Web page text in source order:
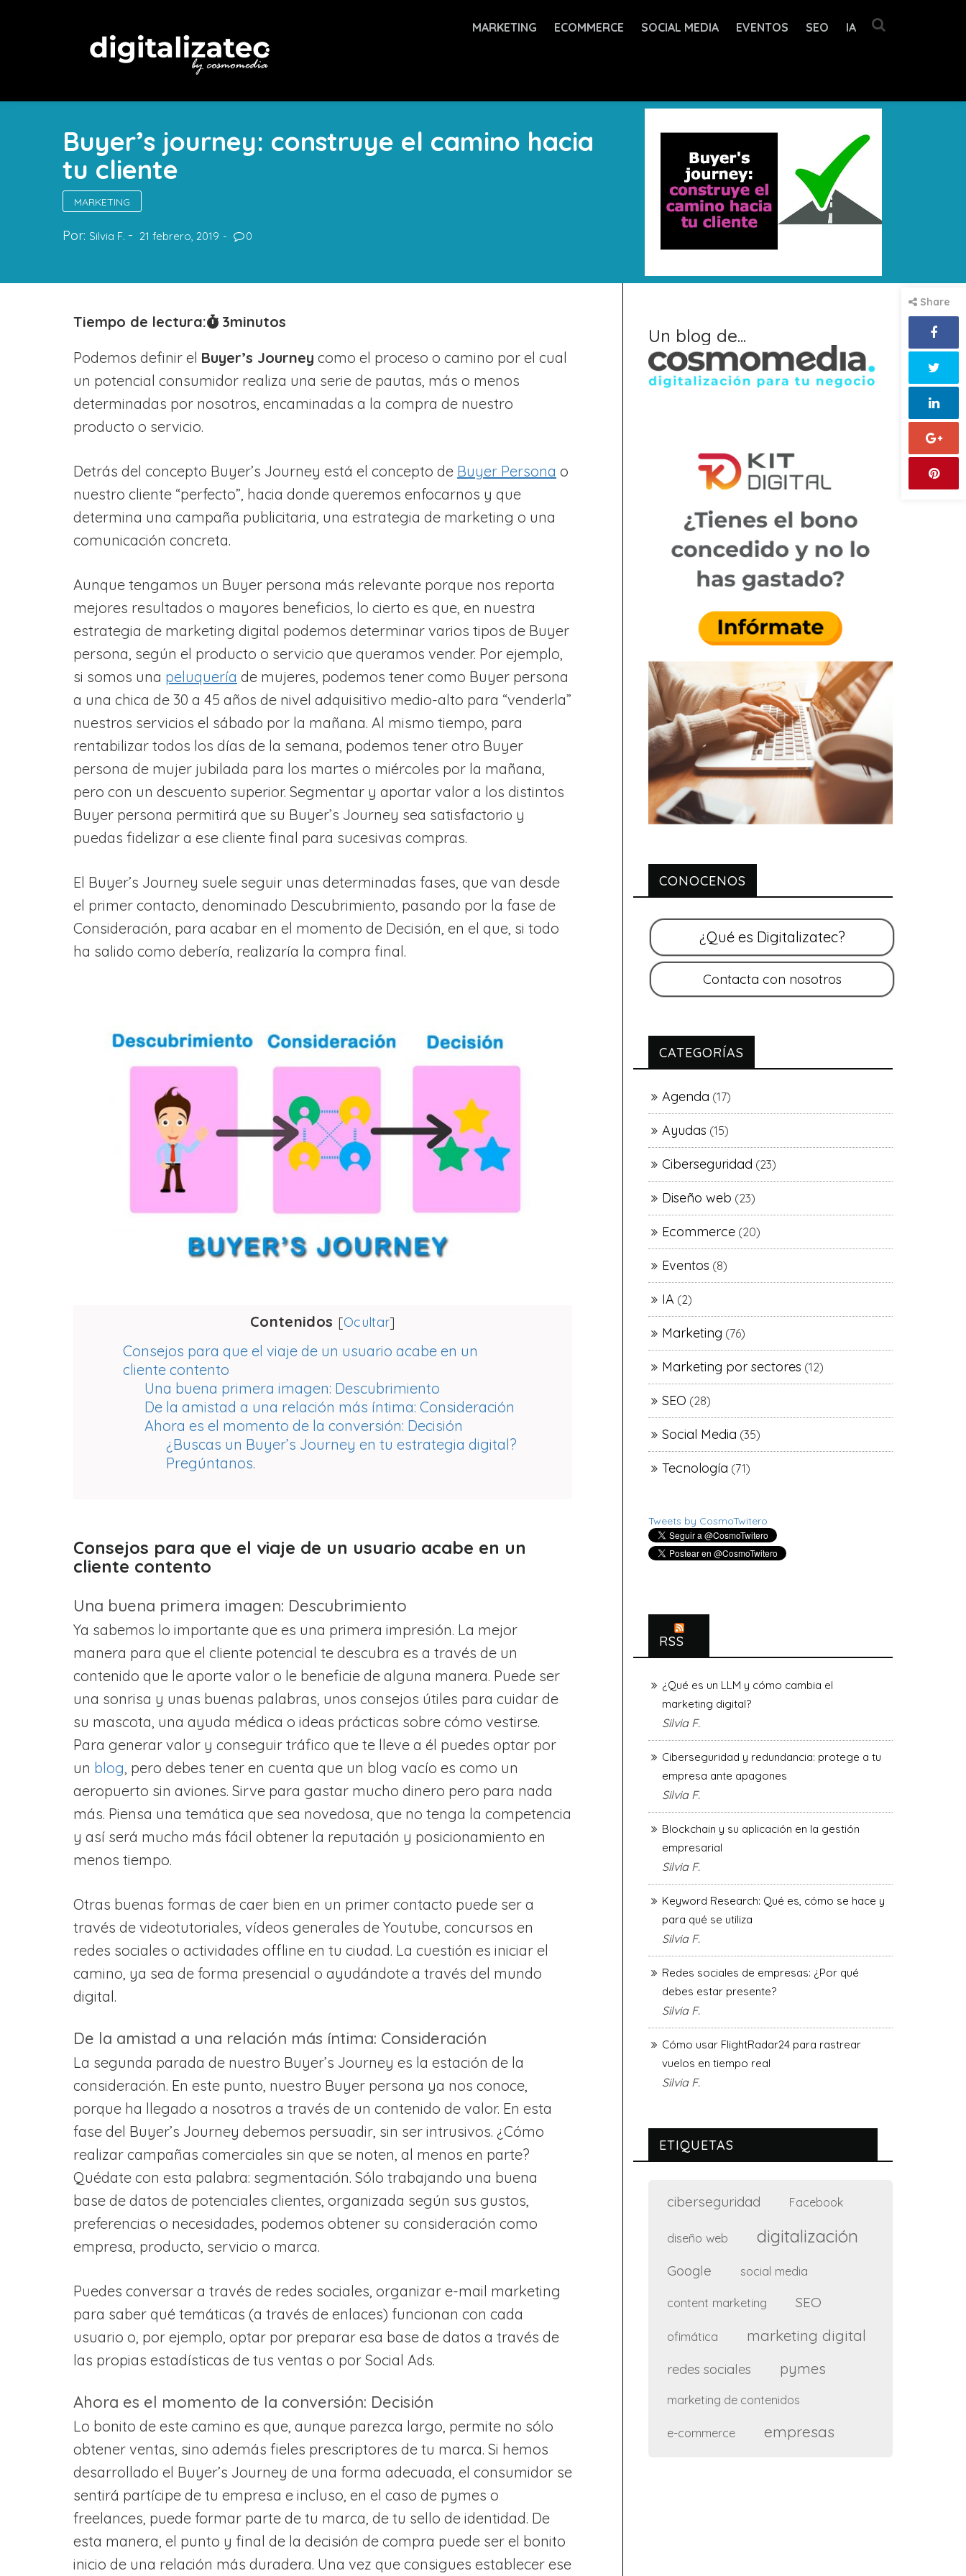
MARKETING ECOMMERCE SOCIAL MEDIA EVENTOS SEO IA
Buyer’s journey: construye el camino hacia
tu cliente
MARKETING
Por: Silvia F. 21 febrero, 2019 0
Share
Tiempo de lectura: 3minutos
Podemos definir el Buyer’s Journey como el proceso o camino por el cual
un potencial consumidor realiza una serie de pautas, más o menos
determinadas por nosotros, encaminadas a la compra de nuestro
producto o servicio.
Detrás del concepto Buyer’s Journey está el concepto de Buyer Persona o
nuestro cliente “perfecto”, hacia donde queremos enfocarnos y que
determina una campaña publicitaria, una estrategia de marketing o una
comunicación concreta.
Aunque tengamos un Buyer persona más relevante porque nos reporta
mejores resultados o mayores beneficios, lo cierto es que, en nuestra
estrategia de marketing digital podemos determinar varios tipos de Buyer
persona, según el producto o servicio que queramos vender. Por ejemplo,
si somos una peluquería de mujeres, podemos tener como Buyer persona
a una chica de 30 a 45 años de nivel adquisitivo medio-alto para “venderla”
nuestros servicios el sábado por la mañana. Al mismo tiempo, para
rentabilizar todos los días de la semana, podemos tener otro Buyer
persona de mujer jubilada para los martes o miércoles por la mañana,
pero con un descuento superior. Segmentar y aportar valor a los distintos
Buyer persona permitirá que su Buyer’s Journey sea satisfactorio y
puedas fidelizar a ese cliente final para sucesivas compras.
El Buyer’s Journey suele seguir unas determinadas fases, que van desde
el primer contacto, denominado Descubrimiento, pasando por la fase de
Consideración, para acabar en el momento de Decisión, en el que, si todo
ha salido como debería, realizaría la compra final.
Contenidos [Ocultar]
Consejos para que el viaje de un usuario acabe en un
cliente contento
Una buena primera imagen: Descubrimiento
De la amistad a una relación más íntima: Consideración
Ahora es el momento de la conversión: Decisión
¿Buscas un Buyer’s Journey en tu estrategia digital?
Pregúntanos.
Consejos para que el viaje de un usuario acabe en un
cliente contento
Una buena primera imagen: Descubrimiento
Ya sabemos lo importante que es una primera impresión. La mejor
manera para que el cliente potencial te descubra es a través de un
contenido que le aporte valor o le beneficie de alguna manera. Puede ser
una sonrisa y unas buenas palabras, unos consejos útiles para cuidar de
su mascota, una ayuda médica o ideas prácticas sobre cómo vestirse.
Para generar valor y conseguir tráfico que te lleve a él puedes optar por
un blog, pero debes tener en cuenta que un blog vacío es como un
aeropuerto sin aviones. Sirve para gastar mucho dinero pero para nada
más. Piensa una temática que sea novedosa, que no tenga la competencia
y así será mucho más fácil obtener la reputación y posicionamiento en
menos tiempo.
Otras buenas formas de caer bien en un primer contacto puede ser a
través de videotutoriales, vídeos generales de Youtube, concursos en
redes sociales o actividades offline en tu ciudad. La cuestión es iniciar el
camino, ya sea de forma presencial o ayudándote a través del mundo
digital.
De la amistad a una relación más íntima: Consideración
La segunda parada de nuestro Buyer’s Journey es la estación de la
consideración. En este punto, nuestro Buyer persona ya nos conoce,
porque ha llegado a nosotros a través de un contenido de valor. En esta
fase del Buyer’s Journey debemos persuadir, sin ser intrusivos. ¿Cómo
realizar campañas comerciales sin que se noten, al menos en parte?
Quédate con esta palabra: segmentación. Sólo trabajando una buena
base de datos de potenciales clientes, organizada según sus gustos,
preferencias o necesidades, podemos obtener su consideración como
empresa, producto, servicio o marca.
Puedes conversar a través de redes sociales, organizar e-mail marketing
para saber qué temáticas (a través de enlaces) funcionan con cada
usuario o, por ejemplo, optar por preparar esa base de datos a través de
las propias estadísticas de tus ventas o por Social Ads.
Ahora es el momento de la conversión: Decisión
Lo bonito de este camino es que, aunque parezca largo, permite no sólo
obtener ventas, sino además fieles prescriptores de tu marca. Si hemos
desarrollado el Buyer’s Journey de una forma adecuada, el consumidor se
sentirá partícipe de tu empresa e incluso, en el caso de pymes o
freelances, puede formar parte de tu marca, de tu sello de identidad. De
esta manera, el punto y final de la decisión de compra puede ser el bonito
inicio de una relación más duradera. Una vez que consigues establecer ese
Un blog de...
CONOCENOS
CATEGORÍAS
Agenda (17)
Ayudas (15)
Ciberseguridad (23)
Diseño web (23)
Ecommerce (20)
Eventos (8)
IA (2)
Marketing (76)
Marketing por sectores (12)
SEO (28)
Social Media (35)
Tecnología (71)
Tweets by CosmoTwitero
RSS
¿Qué es un LLM y cómo cambia el
marketing digital?
Silvia F.
Ciberseguridad y redundancia: protege a tu
empresa ante apagones
Silvia F.
Blockchain y su aplicación en la gestión
empresarial
Silvia F.
Keyword Research: Qué es, cómo se hace y
para qué se utiliza
Silvia F.
Redes sociales de empresas: ¿Por qué
debes estar presente?
Silvia F.
Cómo usar FlightRadar24 para rastrear
vuelos en tiempo real
Silvia F.
ETIQUETAS
ciberseguridad Facebook
diseño web digitalización
Google social media
content marketing SEO
ofimática marketing digital
redes sociales pymes
marketing de contenidos
e-commerce empresas